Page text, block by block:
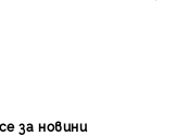
за новини